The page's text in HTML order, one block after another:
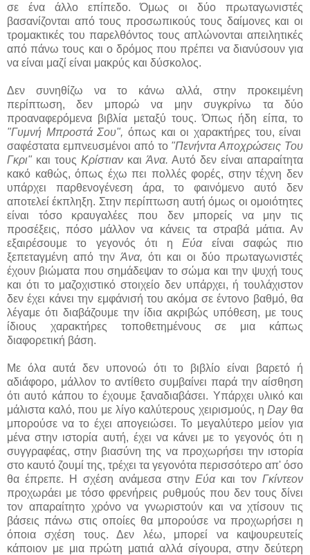
σε ένα άλλο επίπεδο. Όμως οι δύο πρωταγωνιστές
βασανίζονται από τους προσωπικούς τους δαίμονες και οι
τρομακτικές του παρελθόντος τους απλώνονται απειλητικές
από πάνω τους και ο δρόμος που πρέπει να διανύσουν για
να είναι μαζί είναι μακρύς και δύσκολος.
Δεν συνηθίζω να το κάνω αλλά, στην προκειμένη
περίπτωση, δεν μπορώ να μην συγκρίνω τα δύο
προαναφερόμενα βιβλία μεταξύ τους. Όπως ήδη είπα, το
"Γυμνή Μπροστά Σου", όπως και οι χαρακτήρες του, είναι
σαφέστατα εμπνευσμένοι από το "Πενήντα Αποχρώσεις Του
Γκρι" και τουςΚρίστιαν και Άνα. Αυτό δεν είναι απαραίτητα
κακό καθώς, όπως έχω πει πολλές φορές, στην τέχνη δεν
υπάρχει παρθενογένεση άρα, το φαινόμενο αυτό δεν
αποτελεί έκπληξη. Στην περίπτωση αυτή όμως οι ομοιότητες
είναι τόσο κραυγαλέες που δεν μπορείς να μην τις
προσέξεις, πόσο μάλλον να κάνεις τα στραβά μάτια. Αν
εξαιρέσουμε το γεγονός ότι ηΕύαείναι σαφώς πιο
ξεπεταγμένη από την Άνα, ότι και οι δύο πρωταγωνιστές
έχουν βιώματα που σημάδεψαν το σώμα και την ψυχή τους
και ότι το μαζοχιστικό στοιχείο δεν υπάρχει, ή τουλάχιστον
δεν έχει κάνει την εμφάνισή του ακόμα σε έντονο βαθμό, θα
λέγαμε ότι διαβάζουμε την ίδια ακριβώς υπόθεση, με τους
ίδιους χαρακτήρες τοποθετημένους σε μια κάπως
διαφορετική βάση.
Με όλα αυτά δεν υπονοώ ότι το βιβλίο είναι βαρετό ή
αδιάφορο, μάλλον το αντίθετο συμβαίνει παρά την αίσθηση
ότι αυτό κάπου το έχουμε ξαναδιαβάσει. Υπάρχει υλικό και
μάλιστα καλό, που με λίγο καλύτερους χειρισμούς, ηDayθα
μπορούσε να το έχει απογειώσει. Το μεγαλύτερο μείον για
μένα στην ιστορία αυτή, έχει να κάνει με το γεγονός ότι η
συγγραφέας, στην βιασύνη της να προχωρήσει την ιστορία
στο καυτό ζουμί της, τρέχει τα γεγονότα περισσότερο απ' όσο
θα έπρεπε. Η σχέση ανάμεσα στην Εύακαι τον Γκίντεον
προχωράει με τόσο φρενήρεις ρυθμούς που δεν τους δίνει
τον απαραίτητο χρόνο να γνωριστούν και να χτίσουν τις
βάσεις πάνω στις οποίες θα μπορούσε να προχωρήσει η
όποια σχέση τους. Δεν λέω, μπορεί να καψουρευτείς
κάποιον με μια πρώτη ματιά αλλά σίγουρα, στην δεύτερη